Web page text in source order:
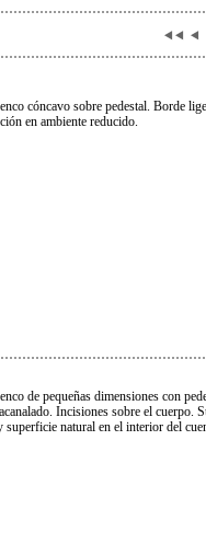
cóncavo sobre pedestal. Borde
en ambiente reducido.
de pequeñas dimensiones con
Incisiones sobre el cuerpo.
natural en el interior del